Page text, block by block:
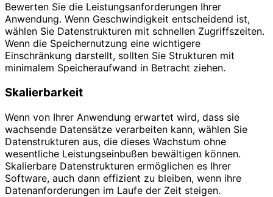
Bewerten Sie die Leistungsanforderungen Ihrer
Anwendung. Wenn Geschwindigkeit entscheidend ist,
wählen Sie Datenstrukturen mit schnellen Zugriffszeiten.
Wenn die Speichernutzung eine wichtigere
Einschränkung darstellt, sollten Sie Strukturen mit
minimalem Speicheraufwand in Betracht ziehen.
Skalierbarkeit
Wenn von Ihrer Anwendung erwartet wird, dass sie
wachsende Datensätze verarbeiten kann, wählen Sie
Datenstrukturen aus, die dieses Wachstum ohne
wesentliche Leistungseinbußen bewältigen können.
Skalierbare Datenstrukturen ermöglichen es Ihrer
Software, auch dann effizient zu bleiben, wenn ihre
Datenanforderungen im Laufe der Zeit steigen.